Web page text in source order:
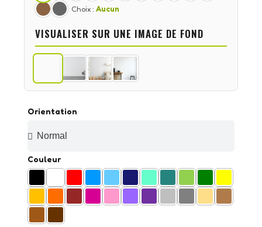
Orientation
Couleur
Choix : Aucun
VISUALISER SUR UNE IMAGE DE FOND